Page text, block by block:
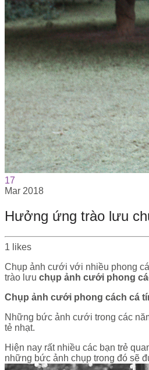
17
Mar 2018
Hưởng ứng trào lưu
1 likes
Chụp ảnh cưới với nhiều phong
trào lưu chụp ảnh cưới phong
Chụp ảnh cưới phong cách cá
Những bức ảnh cưới trong các
tẻ nhạt.
Hiện nay rất nhiều các bạn trẻ
những bức ảnh chụp trong đó sẽ